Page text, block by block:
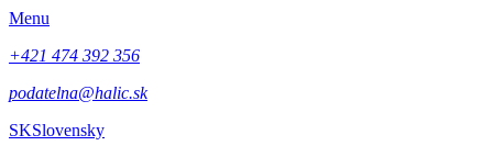
Menu
+421 474 392 356
podatelna@halic.sk
SKSlovensky